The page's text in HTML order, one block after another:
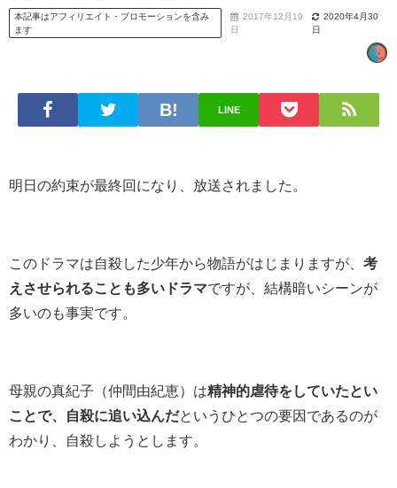
本記事はアフィリエイト・プロモーションを含み
ます
2017年12月19
日
2020年4月30
日
LINE
明日の約束が最終回になり、放送されました。
このドラマは自殺した少年から物語がはじまりますが、 考
えさせられることも多いドラマですが、結構暗いシーンが
多いのも事実です。
母親の真紀子（仲間由紀恵）は精神的虐待をしていたとい
ことで、自殺に追い込んだというひとつの要因であるのが
わかり、自殺しようとします。